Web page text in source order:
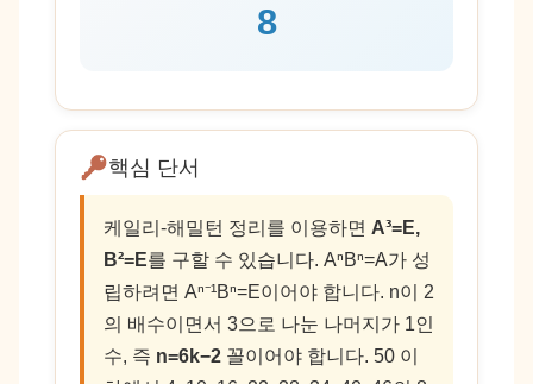
8
핵심 단서
케일리-해밀턴 정리를 이용하면 A³=E,
B²=E를 구할 수 있습니다. AⁿBⁿ=A가 성
립하려면 Aⁿ⁻¹Bⁿ=E이어야 합니다. n이 2
의 배수이면서 3으로 나눈 나머지가 1인
수, 즉 n=6k−2 꼴이어야 합니다. 50 이